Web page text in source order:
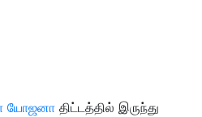
யோஜனா திட்டத்தில் இருந்து